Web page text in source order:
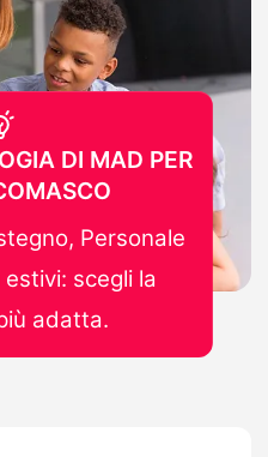
DI MAD PER
Personale
estivi: scegli la
adatta.